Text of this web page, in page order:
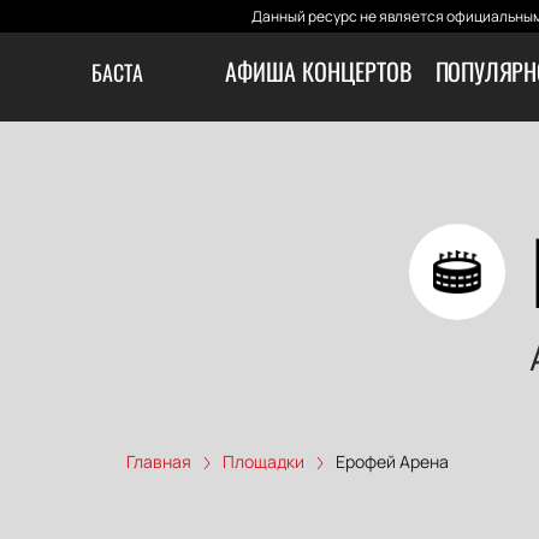
Данный ресурс не является
БАСТА АФИША КОНЦЕРТОВ
Главная Площадки Ерофей Арена